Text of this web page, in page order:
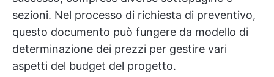
sezioni. Nel processo di richiesta di preventivo,
questo documento può fungere da modello di
determinazione dei prezzi per gestire vari
aspetti del budget del progetto.